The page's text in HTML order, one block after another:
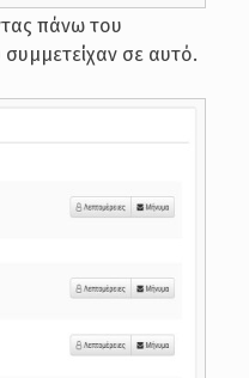
πάνω του
συμμετείχαν σε αυτό.